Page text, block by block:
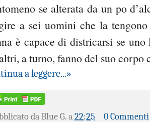
se alterata da un po
a sei uomini che la
è capace di districarsi se
a turno, fanno del suo corpo
a leggere...»
da Blue G. a 22:25
0 Commenti